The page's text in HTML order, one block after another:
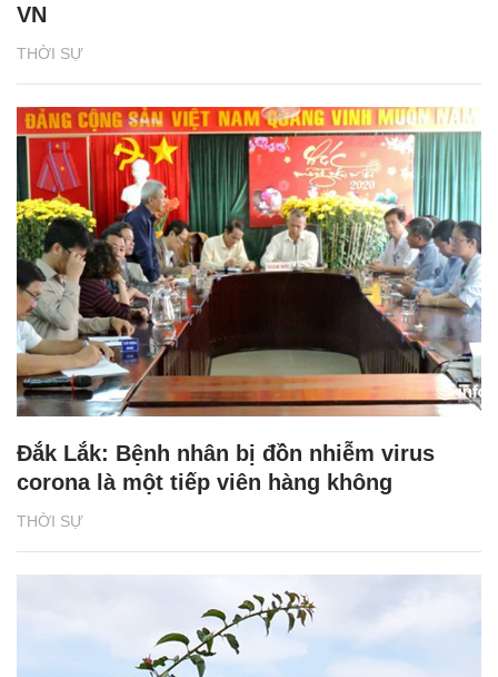
THỜI SỰ
VN
THỜI SỰ
Đắk Lắk: Bệnh nhân bị đồn nhiễm virus
corona là một tiếp viên hàng không